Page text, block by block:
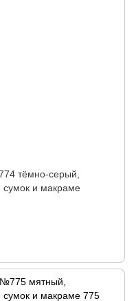
тёмно-серый,
сумок и макраме